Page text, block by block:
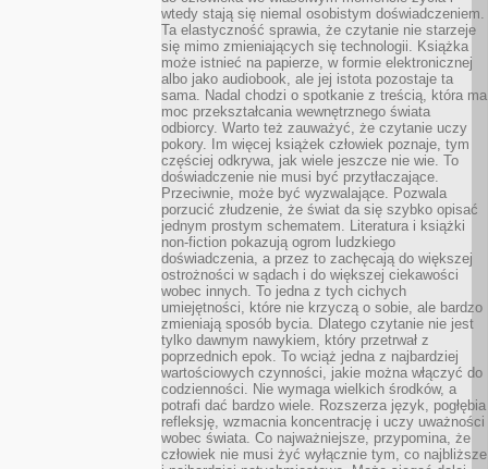
wtedy stają się niemal osobistym doświadczeniem.
Ta elastyczność sprawia, że czytanie nie starzeje
się mimo zmieniających się technologii. Książka
może istnieć na papierze, w formie elektronicznej
albo jako audiobook, ale jej istota pozostaje ta
sama. Nadal chodzi o spotkanie z treścią, która ma
moc przekształcania wewnętrznego świata
odbiorcy. Warto też zauważyć, że czytanie uczy
pokory. Im więcej książek człowiek poznaje, tym
częściej odkrywa, jak wiele jeszcze nie wie. To
doświadczenie nie musi być przytłaczające.
Przeciwnie, może być wyzwalające. Pozwala
porzucić złudzenie, że świat da się szybko opisać
jednym prostym schematem. Literatura i książki
non-fiction pokazują ogrom ludzkiego
doświadczenia, a przez to zachęcają do większej
ostrożności w sądach i do większej ciekawości
wobec innych. To jedna z tych cichych
umiejętności, które nie krzyczą o sobie, ale bardzo
zmieniają sposób bycia. Dlatego czytanie nie jest
tylko dawnym nawykiem, który przetrwał z
poprzednich epok. To wciąż jedna z najbardziej
wartościowych czynności, jakie można włączyć do
codzienności. Nie wymaga wielkich środków, a
potrafi dać bardzo wiele. Rozszerza język, pogłębia
refleksję, wzmacnia koncentrację i uczy uważności
wobec świata. Co najważniejsze, przypomina, że
człowiek nie musi żyć wyłącznie tym, co najbliższe